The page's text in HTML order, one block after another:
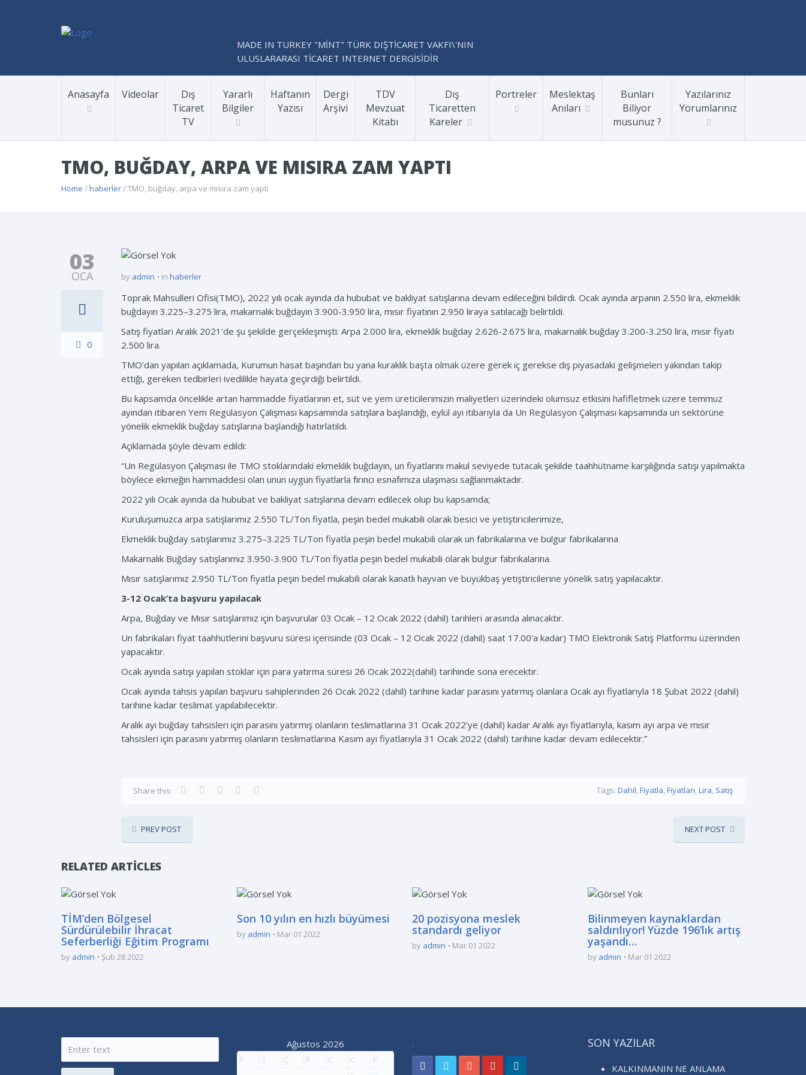
MADE IN TURKEY "MİNT" TÜRK DIŞTİCARET VAKFI\'NIN
ULUSLARARASI TİCARET INTERNET DERGİSİDİR
Anasayfa Videolar
Dış
Ticaret
TV
Yararlı
Bilgiler
Haftanın
Yazısı
Dergi
Arşivi
TDV
Mevzuat
Kitabı
Dış
Ticaretten
Kareler
Portreler
Meslektaş
Anıları
Bunları
Biliyor
musunuz ?
Yazılarınız
Yorumlarınız
TMO, BUĞDAY, ARPA VE MISIRA ZAM YAPTI
Home /haberler/ TMO, buğday, arpa ve mısıra zam yaptı
03
OCA
0
by admin in haberler
Toprak Mahsulleri Ofisi(TMO), 2022 yılı ocak ayında da hububat ve bakliyat satışlarına devam edileceğini bildirdi. Ocak ayında arpanın 2.550 lira, ekmeklik
buğdayın 3.225–3.275 lira, makarnalık buğdayın 3.900-3.950 lira, mısır fiyatının 2.950 liraya satılacağı belirtildi.
Satış fiyatları Aralık 2021’de şu şekilde gerçekleşmişti: Arpa 2.000 lira, ekmeklik buğday 2.626-2.675 lira, makarnalık buğday 3.200-3.250 lira, mısır fiyatı
2.500 lira.
TMO’dan yapılan açıklamada, Kurumun hasat başından bu yana kuraklık başta olmak üzere gerek iç gerekse dış piyasadaki gelişmeleri yakından takip
ettiği, gereken tedbirleri ivedilikle hayata geçirdiği belirtildi.
Bu kapsamda öncelikle artan hammadde fiyatlarının et, süt ve yem üreticilerimizin maliyetleri üzerindeki olumsuz etkisini hafifletmek üzere temmuz
ayından itibaren Yem Regülasyon Çalışması kapsamında satışlara başlandığı, eylül ayı itibarıyla da Un Regülasyon Çalışması kapsamında un sektörüne
yönelik ekmeklik buğday satışlarına başlandığı hatırlatıldı.
Açıklamada şöyle devam edildi:
“Un Regülasyon Çalışması ile TMO stoklarındaki ekmeklik buğdayın, un fiyatlarını makul seviyede tutacak şekilde taahhütname karşılığında satışı yapılmakta
böylece ekmeğin hammaddesi olan unun uygun fiyatlarla fırıncı esnafımıza ulaşması sağlanmaktadır.
2022 yılı Ocak ayında da hububat ve bakliyat satışlarına devam edilecek olup bu kapsamda;
Kuruluşumuzca arpa satışlarımız 2.550 TL/Ton fiyatla, peşin bedel mukabili olarak besici ve yetiştiricilerimize,
Ekmeklik buğday satışlarımız 3.275–3.225 TL/Ton fiyatla peşin bedel mukabili olarak un fabrikalarına ve bulgur fabrikalarına
Makarnalık Buğday satışlarımız 3.950-3.900 TL/Ton fiyatla peşin bedel mukabili olarak bulgur fabrikalarına.
Mısır satışlarımız 2.950 TL/Ton fiyatla peşin bedel mukabili olarak kanatlı hayvan ve büyükbaş yetiştiricilerine yönelik satış yapılacaktır.
3-12 Ocak’ta başvuru yapılacak
Arpa, Buğday ve Mısır satışlarımız için başvurular 03 Ocak – 12 Ocak 2022 (dahil) tarihleri arasında alınacaktır.
Un fabrikaları fiyat taahhütlerini başvuru süresi içerisinde (03 Ocak – 12 Ocak 2022 (dahil) saat 17.00’a kadar) TMO Elektronik Satış Platformu üzerinden
yapacaktır.
Ocak ayında satışı yapılan stoklar için para yatırma süresi 26 Ocak 2022(dahil) tarihinde sona erecektir.
Ocak ayında tahsis yapılan başvuru sahiplerinden 26 Ocak 2022 (dahil) tarihine kadar parasını yatırmış olanlara Ocak ayı fiyatlarıyla 18 Şubat 2022 (dahil)
tarihine kadar teslimat yapılabilecektir.
Aralık ayı buğday tahsisleri için parasını yatırmış olanların teslimatlarına 31 Ocak 2022’ye (dahil) kadar Aralık ayı fiyatlarıyla, kasım ayı arpa ve mısır
tahsisleri için parasını yatırmış olanların teslimatlarına Kasım ayı fiyatlarıyla 31 Ocak 2022 (dahil) tarihine kadar devam edilecektir.”
Share this: Tags: Dahil,Fiyatla,Fiyatları,Lira, Satış
PREV POST NEXT POST
RELATED ARTICLES
TİM’den Bölgesel
Sürdürülebilir İhracat
Seferberliği Eğitim Programı
by admin Şub 28 2022
Son 10 yılın en hızlı büyümesi
by admin Mar 01 2022
20 pozisyona meslek
standardı geliyor
by admin Mar 01 2022
Bilinmeyen kaynaklardan
saldırılıyor! Yüzde 196’lık artış
yaşandı…
by admin Mar 01 2022
Ağustos 2026
P
S Ç P C C
P
: SON YAZILAR
KALKINMANIN NE ANLAMA